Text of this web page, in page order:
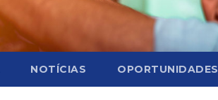
NOTÍCIAS OPORTUNIDADES